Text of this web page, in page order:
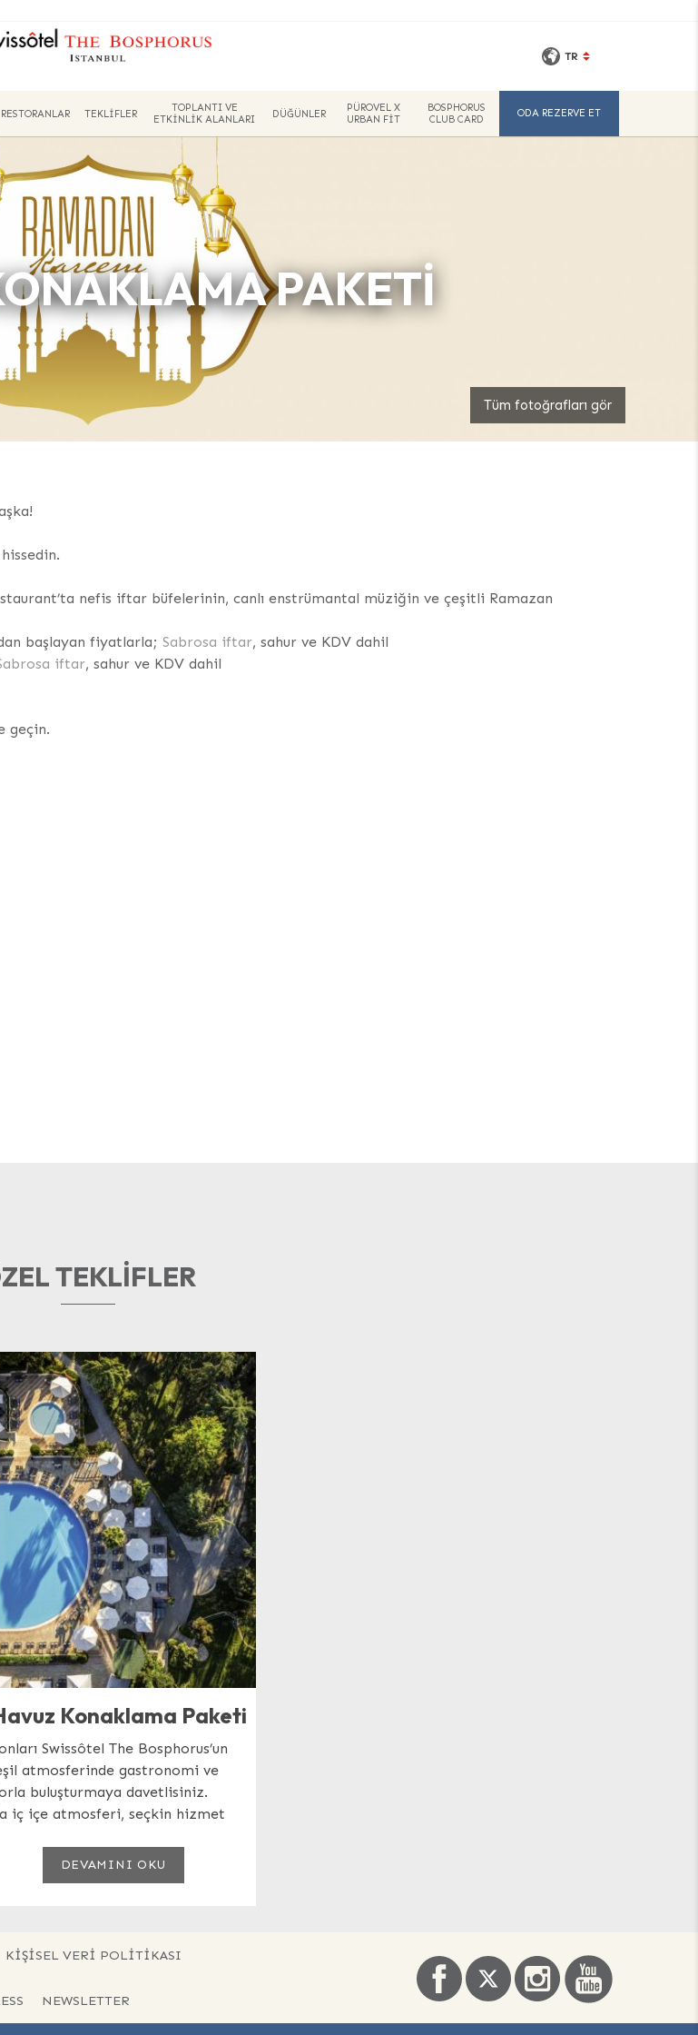
TR
RESTORANLAR TEKLIFLER
TOPLANTI VE
ETKINLIK ALANLARI
DÜĞÜNLER
PÜROVEL X
URBAN FIT
BOSPHORUS
CLUB CARD
ODA REZERVE ET
Tüm fotoğrafları gör
PAKETI
nefis iftar büfelerinin, canlı enstrümantal müziğin ve çeşitli Ramazan
başlayan fiyatlarla; Sabrosa iftar, sahur ve KDV dahil
iftar, sahur ve KDV dahil
geçin.
TEKLIFLER
Konaklama Paketi
Swissôtel The Bosphorus’un
atmosferinde gastronomi ve
buluşturmaya davetlisiniz.
iç içe atmosferi, seçkin hizmet
DEVAMINI OKU
KIŞISEL VERI POLITIKASI
NEWSLETTER